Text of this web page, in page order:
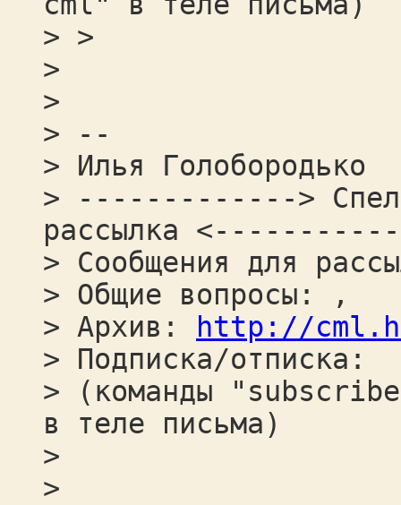
> >
>
>
> --
> Илья Голобородько
> ------------->
рассылка
> Сообщения для
> Общие вопросы: ,
> Архив:
http://
> Подписка/отписка:
> (команды
в теле письма)
>
>